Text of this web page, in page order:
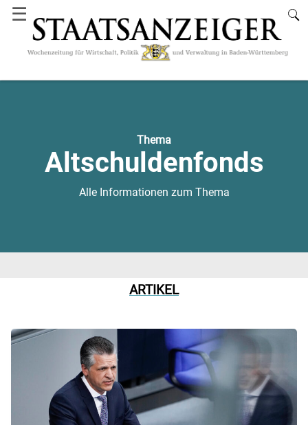
☰
Thema
Altschuldenfonds
Alle Informationen zum Thema
ARTIKEL